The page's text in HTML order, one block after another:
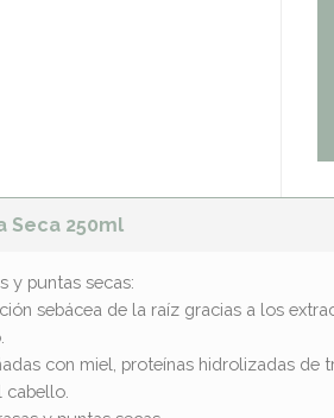
Seca 250ml
y puntas secas:
sebácea de la raíz gracias a los
con miel, proteínas hidrolizadas de
cabello.